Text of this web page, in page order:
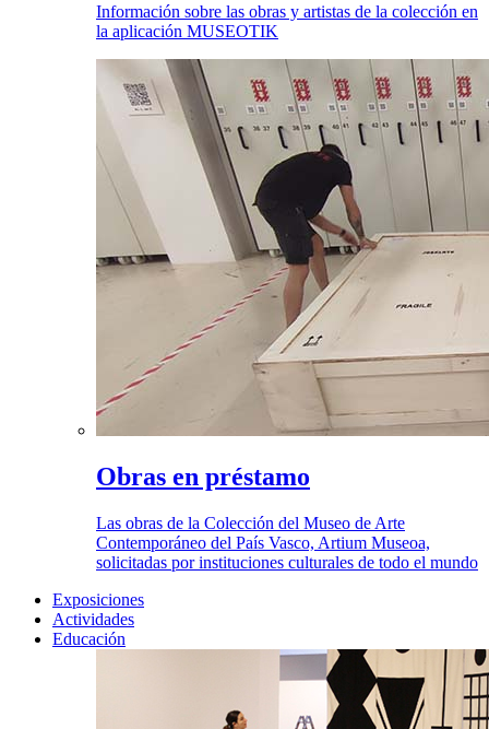
Información sobre las obras y artistas de la colección en
la aplicación MUSEOTIK
Obras en préstamo
Las obras de la Colección del Museo de Arte
Contemporáneo del País Vasco, Artium Museoa,
solicitadas por instituciones culturales de todo el mundo
Exposiciones
Actividades
Educación